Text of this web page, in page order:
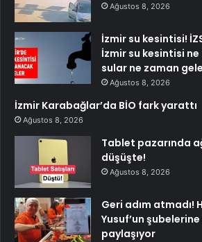
Ağustos 8, 2026
İzmir su kesintisi!
İzmir su kesintisi
sular ne zaman
Ağustos 8, 2026
İzmir Karabağlar’da BİO fark yarattı
Ağustos 8, 2026
Tablet pazarında
düşüşte!
Ağustos 8, 2026
Geri adım atmadı!
Yusuf’un şubelerine
paylaşıyor